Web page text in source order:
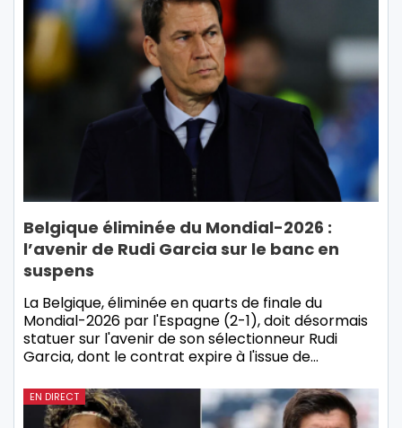
Belgique éliminée du Mondial-2026 :
l’avenir de Rudi Garcia sur le banc en
suspens
La Belgique, éliminée en quarts de finale du
Mondial-2026 par l'Espagne (2-1), doit désormais
statuer sur l'avenir de son sélectionneur Rudi
Garcia, dont le contrat expire à l'issue de…
EN DIRECT